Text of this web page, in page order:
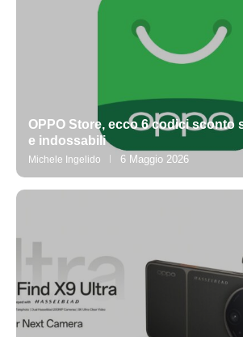
OPPO Store, ecco 6 codici sconto
e indossabili
Michele Ingelido 6 Maggio 2026